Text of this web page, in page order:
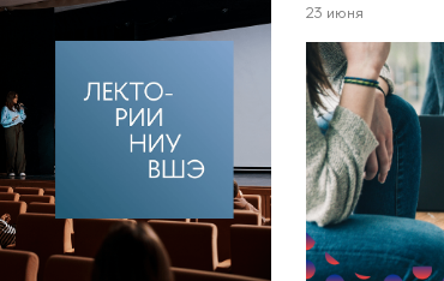
23 июня